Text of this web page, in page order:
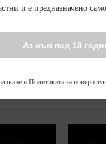
и е предназначено
Аз съм под 18
и Политиката за